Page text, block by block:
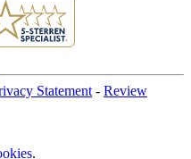
Statement - Review
.